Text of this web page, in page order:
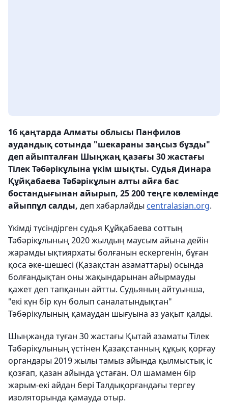
16 қаңтарда Алматы облысы Панфилов
аудандық сотында "шекараны заңсыз бұзды"
деп айыпталған Шыңжаң қазағы 30 жастағы
Тілек Тәбәрікұлына үкім шықты. Судья Динара
Құйқабаева Тәбәрікұлын алты айға бас
бостандығынан айырып, 25 200 теңге көлемінде
айыппұл салды, деп хабарлайды centralasian.org.
Үкімді түсіндірген судья Құйқабаева соттың
Тәбәрікұлының 2020 жылдың маусым айына дейін
жарамды ықтиярхаты болғанын ескергенін, бұған
қоса әке-шешесі (Қазақстан азаматтары) осында
болғандықтан оны жақындарынан айырмауды
қажет деп тапқанын айтты. Судьяның айтуынша,
"екі күн бір күн болып саналатындықтан"
Тәбәрікұлының қамаудан шығуына аз уақыт қалды.
Шыңжаңда туған 30 жастағы Қытай азаматы Тілек
Тәбәрікұлының үстінен Қазақстанның құқық қорғау
органдары 2019 жылы тамыз айында қылмыстық іс
қозғап, қазан айында ұстаған. Ол шамамен бір
жарым-екі айдан бері Талдықорғандағы тергеу
изоляторында қамауда отыр.